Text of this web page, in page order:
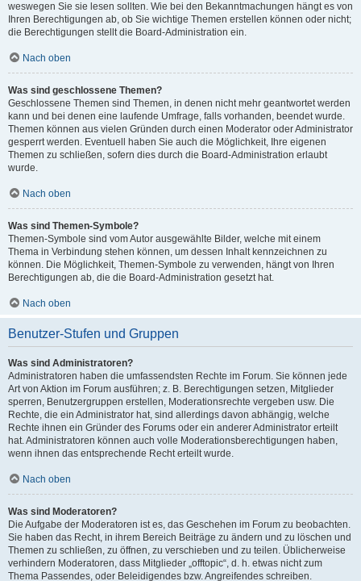
weswegen Sie sie lesen sollten. Wie bei den Bekanntmachungen hängt es von
Ihren Berechtigungen ab, ob Sie wichtige Themen erstellen können oder nicht;
die Berechtigungen stellt die Board-Administration ein.
Nach oben
Was sind geschlossene Themen?
Geschlossene Themen sind Themen, in denen nicht mehr geantwortet werden
kann und bei denen eine laufende Umfrage, falls vorhanden, beendet wurde.
Themen können aus vielen Gründen durch einen Moderator oder Administrator
gesperrt werden. Eventuell haben Sie auch die Möglichkeit, Ihre eigenen
Themen zu schließen, sofern dies durch die Board-Administration erlaubt
wurde.
Nach oben
Was sind Themen-Symbole?
Themen-Symbole sind vom Autor ausgewählte Bilder, welche mit einem
Thema in Verbindung stehen können, um dessen Inhalt kennzeichnen zu
können. Die Möglichkeit, Themen-Symbole zu verwenden, hängt von Ihren
Berechtigungen ab, die die Board-Administration gesetzt hat.
Nach oben
Benutzer-Stufen und Gruppen
Was sind Administratoren?
Administratoren haben die umfassendsten Rechte im Forum. Sie können jede
Art von Aktion im Forum ausführen; z. B. Berechtigungen setzen, Mitglieder
sperren, Benutzergruppen erstellen, Moderationsrechte vergeben usw. Die
Rechte, die ein Administrator hat, sind allerdings davon abhängig, welche
Rechte ihnen ein Gründer des Forums oder ein anderer Administrator erteilt
hat. Administratoren können auch volle Moderationsberechtigungen haben,
wenn ihnen das entsprechende Recht erteilt wurde.
Nach oben
Was sind Moderatoren?
Die Aufgabe der Moderatoren ist es, das Geschehen im Forum zu beobachten.
Sie haben das Recht, in ihrem Bereich Beiträge zu ändern und zu löschen und
Themen zu schließen, zu öffnen, zu verschieben und zu teilen. Üblicherweise
verhindern Moderatoren, dass Mitglieder „offtopic“, d. h. etwas nicht zum
Thema Passendes, oder Beleidigendes bzw. Angreifendes schreiben.